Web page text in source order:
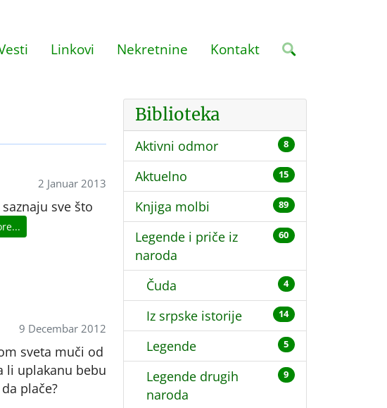
Linkovi Nekretnine Kontakt
2 Januar 2013
sve što
9 Decembar 2012
sveta muči od
li uplakanu bebu
plače?
Biblioteka
Aktivni odmor 8
Aktuelno 15
Knjiga molbi 89
Legende i priče iz
naroda
60
Čuda 4
Iz srpske istorije 14
Legende 5
Legende drugih
naroda
9